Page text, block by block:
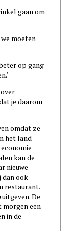
gaan om
moeten
op gang
je daarom
omdat ze
het land
kan de
nieuwe
dan ook
restaurant.
uitgeven. De
een
in de